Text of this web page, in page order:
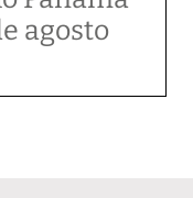
agosto